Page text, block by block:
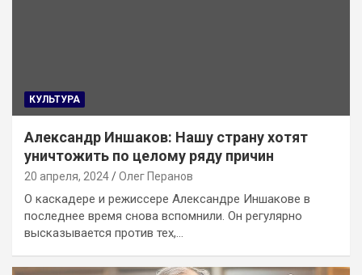
КУЛЬТУРА
Александр Иншаков: Нашу страну хотят
уничтожить по целому ряду причин
20 апреля, 2024 Олег Перанов
О каскадере и режиссере Александре Иншакове в
последнее время снова вспомнили. Он регулярно
высказывается против тех,…